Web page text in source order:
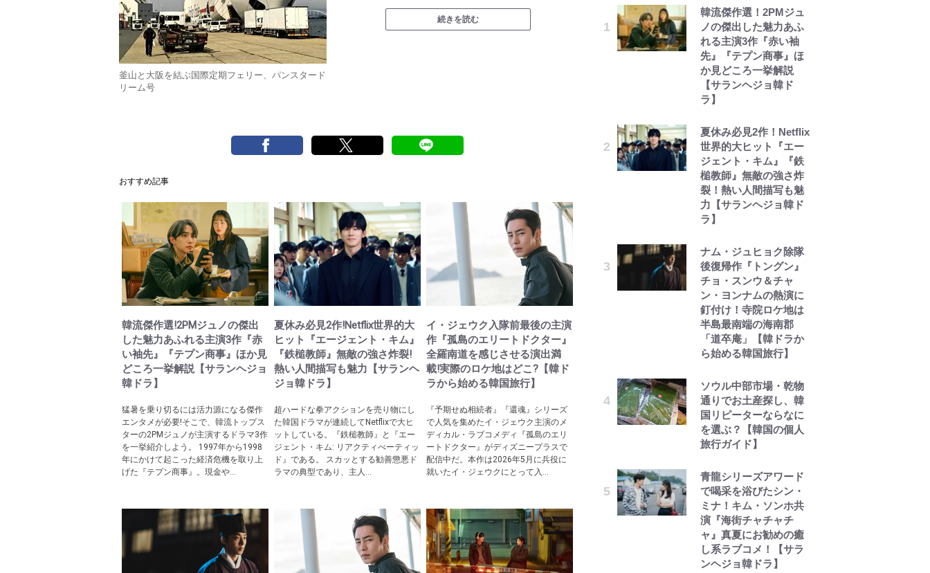
釜山と大阪を結ぶ国際定期フェリー、パンスタード
リーム号
続きを読む
おすすめ記事
韓流傑作選!2PMジュノの傑出
した魅力あふれる主演3作『赤
い袖先』『テプン商事』ほか見
どころ一挙解説【サランヘジョ
韓ドラ】
猛暑を乗り切るには活力源になる傑作
エンタメが必要!そこで、韓流トップス
ターの2PMジュノが主演するドラマ3作
を一挙紹介しよう。 1997年から1998
年にかけて起こった経済危機を取り上
げた『テプン商事』。現金や...
夏休み必見2作!Netflix世界的大
ヒット『エージェント・キム』
『鉄槌教師』無敵の強さ炸裂!
熱い人間描写も魅力【サランヘ
ジョ韓ドラ】
超ハードな拳アクションを売り物にし
た韓国ドラマが連続してNetflixで大ヒ
ットしている。『鉄槌教師』と『エー
ジェント・キム: リアクティべーティッ
ド』である。 スカッとする勧善懲悪ド
ラマの典型であり、主人...
イ・ジェウク入隊前最後の主演
作『孤島のエリートドクター』
全羅南道を感じさせる演出満
載!実際のロケ地はどこ?【韓ド
ラから始める韓国旅行】
『予期せぬ相続者』『還魂』シリーズ
で人気を集めたイ・ジェウク主演のメ
ディカル・ラブコメディ『孤島のエリ
ートドクター』がディズニープラスで
配信中だ。本作は2026年5月に兵役に
就いたイ・ジェウクにとって入...
韓流傑作選！2PMジュ
ノの傑出した魅力あふ
れる主演3作『赤い袖
先』『テプン商事』ほ
か見どころ一挙解説
【サランヘジョ韓ド
ラ】
夏休み必見2作！Netflix
世界的大ヒット『エー
ジェント・キム』『鉄
槌教師』無敵の強さ炸
裂！熱い人間描写も魅
力【サランヘジョ韓ド
ラ】
ナム・ジュヒョク除隊
後復帰作『トングン』
チョ・スンウ＆チャ
ン・ヨンナムの熱演に
釘付け！寺院ロケ地は
半島最南端の海南郡
「道卒庵」【韓ドラか
ら始める韓国旅行】
ソウル中部市場・乾物
通りでお土産探し、韓
国リピーターならなに
を選ぶ？【韓国の個人
旅行ガイド】
青龍シリーズアワード
で喝采を浴びたシン・
ミナ！キム・ソンホ共
演『海街チャチャチ
ャ』真夏にお勧めの癒
し系ラブコメ！【サラ
ンヘジョ韓ドラ】